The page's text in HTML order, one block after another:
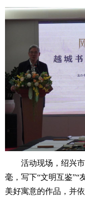
活动现场，绍兴
毫，写下“文明互鉴”“
美好寓意的作品，并